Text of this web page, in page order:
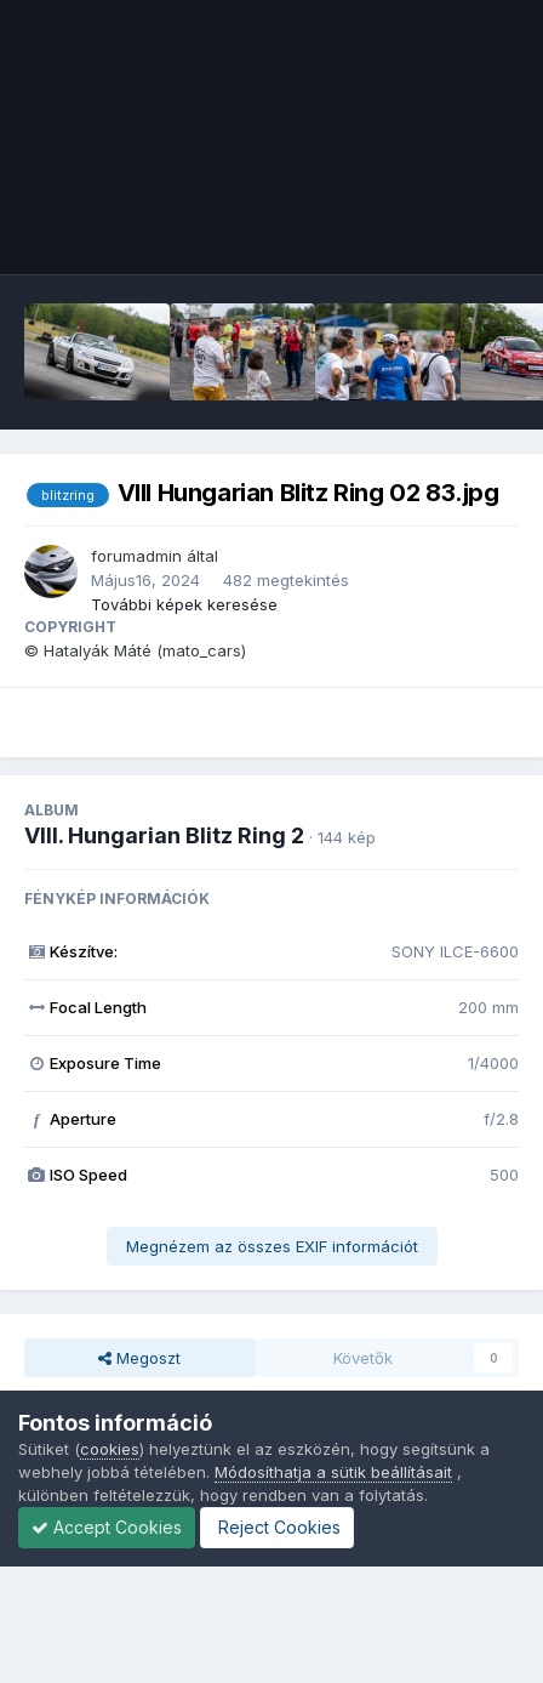
blitzring VIII Hungarian Blitz Ring 02 83.jpg
forumadmin által
Május16, 2024
482 megtekintés
További képek keresése
COPYRIGHT
© Hatalyák Máté (mato_cars)
ALBUM
VIII. Hungarian Blitz Ring 2 · 144 kép
FÉNYKÉP INFORMÁCIÓK
Készítve: SONY ILCE-6600
Focal Length 200 mm
Exposure Time 1/4000
f Aperture f/2.8
ISO Speed 500
Megnézem az összes EXIF információt
Megoszt Követők 0
Nincsenek hozzászólások
Fontos információ
Sütiket (cookies) helyeztünk el az eszközén, hogy segítsünk a
webhely jobbá tételében. Módosíthatja a sütik beállításait ,
különben feltételezzük, hogy rendben van a folytatás.
Accept Cookies Reject Cookies